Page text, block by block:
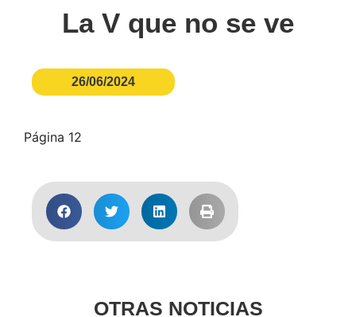
La V que no se ve
26/06/2024
Página 12
OTRAS NOTICIAS